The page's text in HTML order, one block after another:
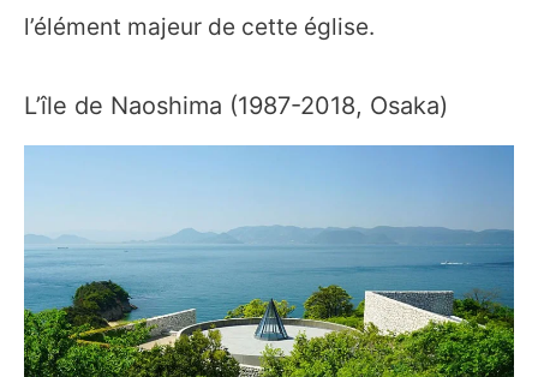
l’élément majeur de cette église.
L’île de Naoshima (1987-2018, Osaka)